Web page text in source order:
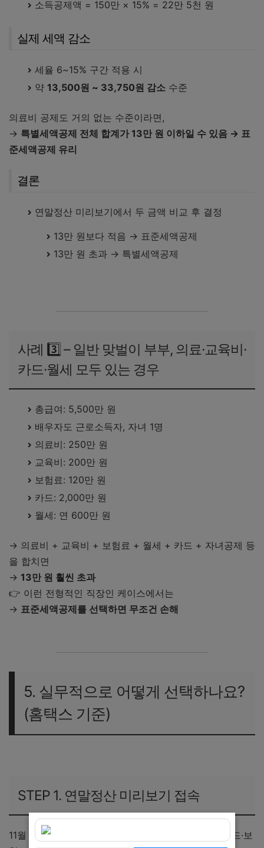
소득공제액 = 150만 × 15% = 22만 5천 원
실제 세액 감소
세율 6~15% 구간 적용 시
약 13,500원 ~ 33,750원 감소 수준
의료비 공제도 거의 없는 수준이라면,
→ 특별세액공제 전체 합계가 13만 원 이하일 수 있음 → 표
준세액공제 유리
결론
연말정산 미리보기에서 두 금액 비교 후 결정
13만 원보다 적음 → 표준세액공제
13만 원 초과 → 특별세액공제
사례 3️⃣ – 일반 맞벌이 부부, 의료·교육비·
카드·월세 모두 있는 경우
총급여: 5,500만 원
배우자도 근로소득자, 자녀 1명
의료비: 250만 원
교육비: 200만 원
보험료: 120만 원
카드: 2,000만 원
월세: 연 600만 원
→ 의료비 + 교육비 + 보험료 + 월세 + 카드 + 자녀공제 등
을 합치면
→ 13만 원 훨씬 초과
👉 이런 전형적인 직장인 케이스에서는
→ 표준세액공제를 선택하면 무조건 손해
5. 실무적으로 어떻게 선택하나요?
(홈택스 기준)
STEP 1. 연말정산 미리보기 접속
11월 중순부터 홈택스 미리보기에서 의료비·교육비·카드·보